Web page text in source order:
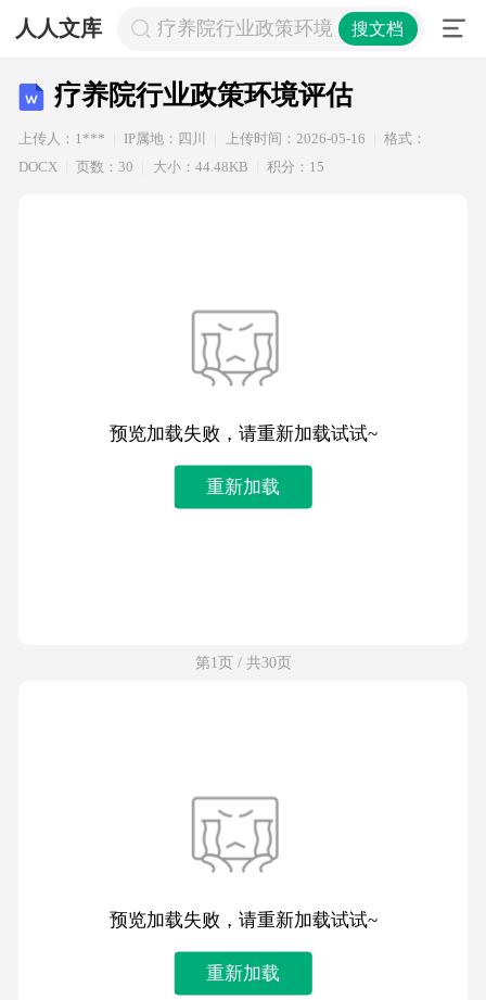
人人文库 疗养院行业政策环境评估搜文档
疗养院行业政策环境评估
上传人：1*** IP属地：四川 上传时间：2026-05-16
格式：
DOCX
页数：30 大小：44.48KB 积分：15
预览加载失败，请重新加载试试~
重新加载
第1页 / 共30页
预览加载失败，请重新加载试试~
重新加载